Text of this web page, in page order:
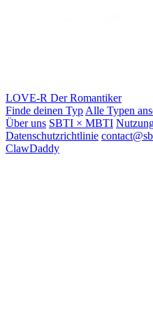
LOVE-R Der Romantiker
Finde deinen Typ Alle Typen
Über uns SBTI × MBTI
Datenschutzrichtlinie
ClawDaddy